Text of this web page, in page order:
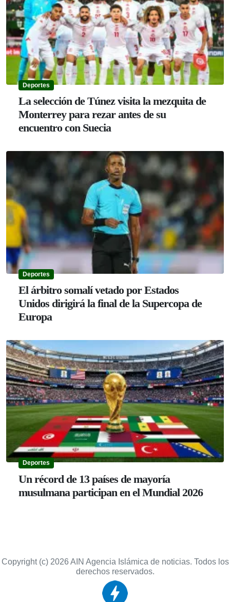
Copyright (c) 2026 AIN Agencia Islámica de noticias. Todos los
derechos reservados.